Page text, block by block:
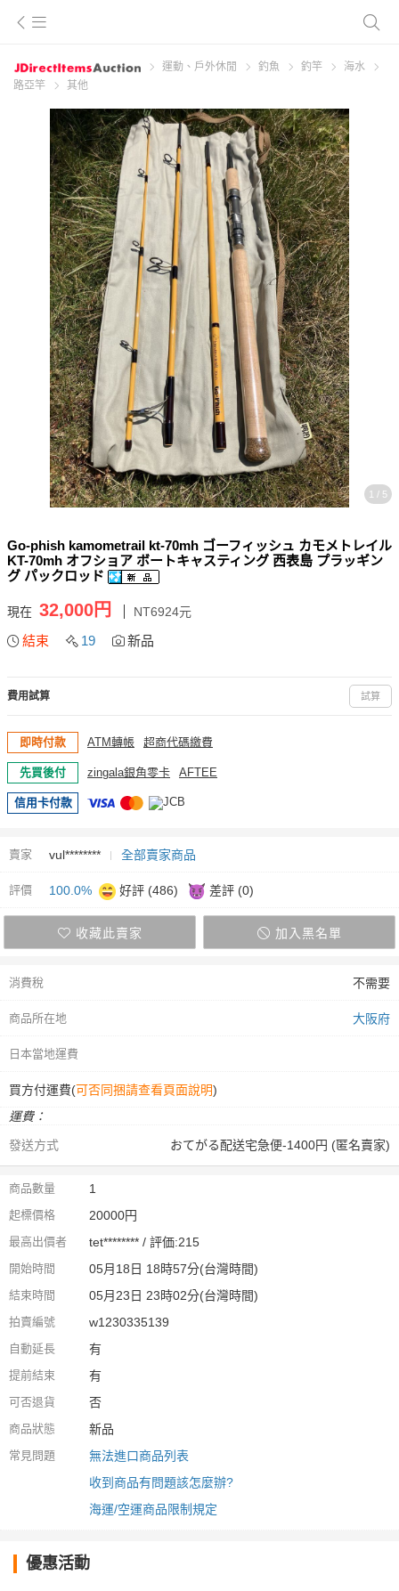
運動、戶外休閒 釣魚 釣竿
海水
路亞竿
其他
1 / 5
Go-phish kamometrail kt-70mh ゴーフィッシュ カモメトレイル
KT-70mh オフショア ボートキャスティング 西表島 プラッギン
グ パックロッド
現在 32,000円 NT6924元
結束 19 新品
費用試算 試算
即時付款 ATM轉帳 超商代碼繳費
先買後付 zingala銀角零卡 AFTEE
信用卡付款
賣家 vul******** 全部賣家商品
評價 100.0% 好評 (486) 差評 (0)
收藏此賣家 加入黑名單
消費稅 不需要
商品所在地 大阪府
日本當地運費
買方付運費(可否同捆請查看頁面說明)
運費：
發送方式
おてがる配送宅急便-1400円 (匿名賣家)
商品數量 1
起標價格 20000円
最高出價者 tet******** / 評価:215
開始時間 05月18日 18時57分(台灣時間)
結束時間 05月23日 23時02分(台灣時間)
拍賣編號 w1230335139
自動延長 有
提前結束 有
可否退貨 否
商品狀態 新品
常見問題
無法進口商品列表
收到商品有問題該怎麼辦?
海運/空運商品限制規定
優惠活動